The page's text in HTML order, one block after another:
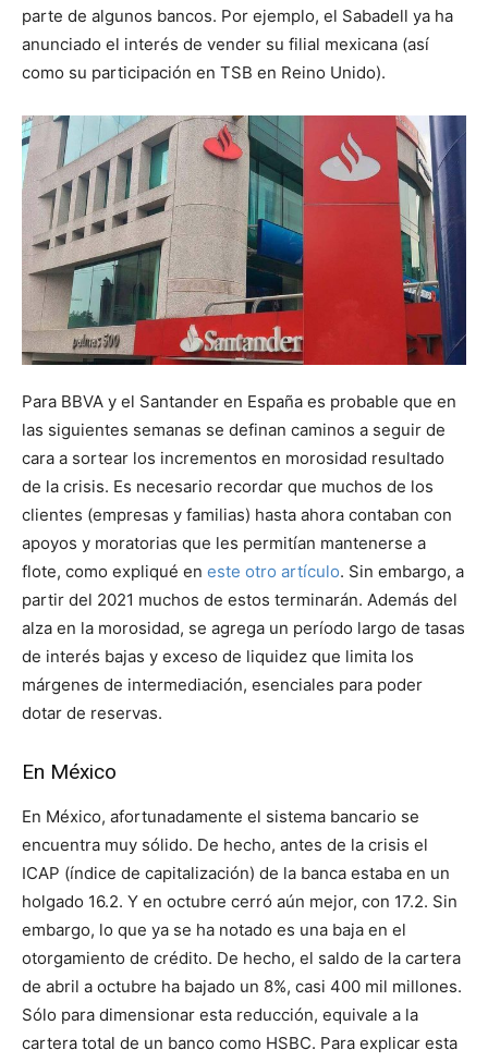
parte de algunos bancos. Por ejemplo, el Sabadell ya ha
anunciado el interés de vender su filial mexicana (así
como su participación en TSB en Reino Unido).
Para BBVA y el Santander en España es probable que en
las siguientes semanas se definan caminos a seguir de
cara a sortear los incrementos en morosidad resultado
de la crisis. Es necesario recordar que muchos de los
clientes (empresas y familias) hasta ahora contaban con
apoyos y moratorias que les permitían mantenerse a
flote, como expliqué en este otro artículo. Sin embargo, a
partir del 2021 muchos de estos terminarán. Además del
alza en la morosidad, se agrega un período largo de tasas
de interés bajas y exceso de liquidez que limita los
márgenes de intermediación, esenciales para poder
dotar de reservas.
En México
En México, afortunadamente el sistema bancario se
encuentra muy sólido. De hecho, antes de la crisis el
ICAP (índice de capitalización) de la banca estaba en un
holgado 16.2. Y en octubre cerró aún mejor, con 17.2. Sin
embargo, lo que ya se ha notado es una baja en el
otorgamiento de crédito. De hecho, el saldo de la cartera
de abril a octubre ha bajado un 8%, casi 400 mil millones.
Sólo para dimensionar esta reducción, equivale a la
cartera total de un banco como HSBC. Para explicar esta